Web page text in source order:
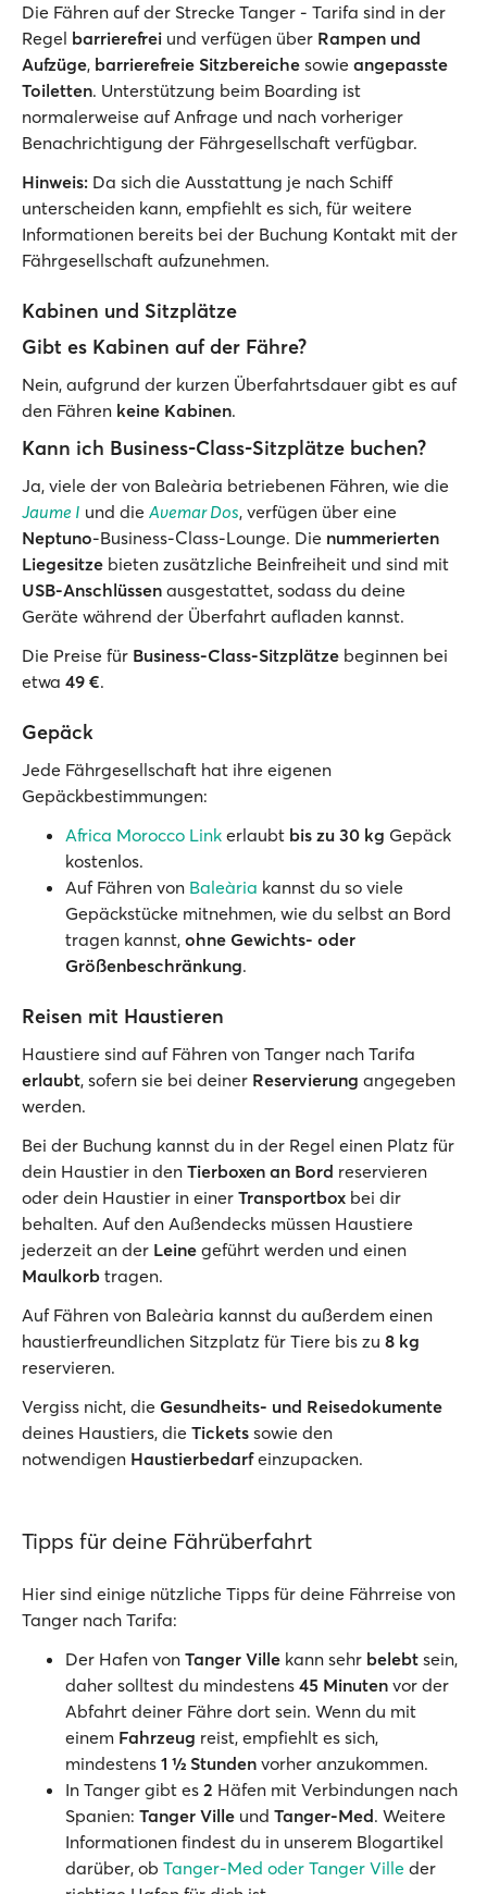
Die Fähren auf der Strecke Tanger - Tarifa sind in der
Regel barrierefrei und verfügen über Rampen und
Aufzüge, barrierefreie Sitzbereiche sowie angepasste
Toiletten. Unterstützung beim Boarding ist
normalerweise auf Anfrage und nach vorheriger
Benachrichtigung der Fährgesellschaft verfügbar.
Hinweis: Da sich die Ausstattung je nach Schiff
unterscheiden kann, empfiehlt es sich, für weitere
Informationen bereits bei der Buchung Kontakt mit der
Fährgesellschaft aufzunehmen.
Kabinen und Sitzplätze
Gibt es Kabinen auf der Fähre?
Nein, aufgrund der kurzen Überfahrtsdauer gibt es auf
den Fähren keine Kabinen.
Kann ich Business-Class-Sitzplätze buchen?
Ja, viele der von Baleària betriebenen Fähren, wie die
Jaume I und die Avemar Dos, verfügen über eine
Neptuno-Business-Class-Lounge. Die nummerierten
Liegesitze bieten zusätzliche Beinfreiheit und sind mit
USB-Anschlüssen ausgestattet, sodass du deine
Geräte während der Überfahrt aufladen kannst.
Die Preise für Business-Class-Sitzplätze beginnen bei
etwa 49 €.
Gepäck
Jede Fährgesellschaft hat ihre eigenen
Gepäckbestimmungen:
Africa Morocco Link erlaubt bis zu 30 kg Gepäck
kostenlos.
Auf Fähren von Baleària kannst du so viele
Gepäckstücke mitnehmen, wie du selbst an Bord
tragen kannst, ohne Gewichts- oder
Größenbeschränkung.
Reisen mit Haustieren
Haustiere sind auf Fähren von Tanger nach Tarifa
erlaubt, sofern sie bei deiner Reservierung angegeben
werden.
Bei der Buchung kannst du in der Regel einen Platz für
dein Haustier in den Tierboxen an Bord reservieren
oder dein Haustier in einer Transportbox bei dir
behalten. Auf den Außendecks müssen Haustiere
jederzeit an der Leine geführt werden und einen
Maulkorb tragen.
Auf Fähren von Baleària kannst du außerdem einen
haustierfreundlichen Sitzplatz für Tiere bis zu 8 kg
reservieren.
Vergiss nicht, die Gesundheits- und Reisedokumente
deines Haustiers, die Tickets sowie den
notwendigen Haustierbedarfeinzupacken.
Tipps für deine Fährüberfahrt
Hier sind einige nützliche Tipps für deine Fährreise von
Tanger nach Tarifa:
Der Hafen von Tanger Ville kann sehr belebt sein,
daher solltest du mindestens 45 Minuten vor der
Abfahrt deiner Fähre dort sein. Wenn du mit
einem Fahrzeug reist, empfiehlt es sich,
mindestens 1 ½ Stunden vorher anzukommen.
In Tanger gibt es 2 Häfen mit Verbindungen nach
Spanien: Tanger Ville und Tanger-Med. Weitere
Informationen findest du in unserem Blogartikel
darüber, ob Tanger-Med oder Tanger Ville der